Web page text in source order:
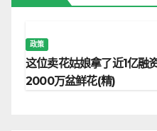
政策
这位卖花姑娘拿了近1亿融
2000万盆鲜花(精)